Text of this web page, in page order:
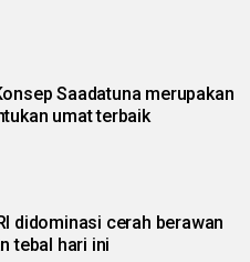
Saadatuna merupakan
umat terbaik
didominasi cerah berawan
tebal hari ini